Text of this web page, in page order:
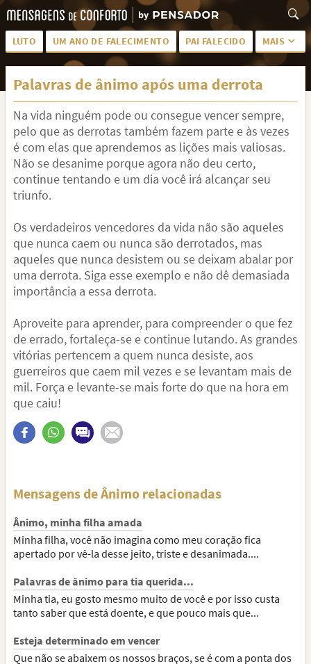
LUTO UM ANO DE FALECIMENTO PAI FALECIDO MAIS
LUTO PARA AMIGA PALAVRAS
PÊSAMES PARA AMIGA DESCANSE EM PAZ
MEUS SENTIMENTOS PÊSAMES PARA AMIGO
FRASES DE LUTO PARA AMIGO FIM DE NAMORO
Palavras de ânimo após uma derrota
Na vida ninguém pode ou consegue vencer sempre,
pelo que as derrotas também fazem parte e às vezes
é com elas que aprendemos as lições mais valiosas.
Não se desanime porque agora não deu certo,
continue tentando e um dia você irá alcançar seu
triunfo.
Os verdadeiros vencedores da vida não são aqueles
que nunca caem ou nunca são derrotados, mas
aqueles que nunca desistem ou se deixam abalar por
uma derrota. Siga esse exemplo e não dê demasiada
importância a essa derrota.
Aproveite para aprender, para compreender o que fez
de errado, fortaleça-se e continue lutando. As grandes
vitórias pertencem a quem nunca desiste, aos
guerreiros que caem mil vezes e se levantam mais de
mil. Força e levante-se mais forte do que na hora em
que caiu!
Mensagens de Ânimo relacionadas
Ânimo, minha filha amada
Minha filha, você não imagina como meu coração fica
apertado por vê-la desse jeito, triste e desanimada....
Palavras de ânimo para tia querida...
Minha tia, eu gosto mesmo muito de você e por isso custa
tanto saber que está doente, e que pouco mais que...
Esteja determinado em vencer
Que não se abaixem os nossos braços, se é com a ponta dos